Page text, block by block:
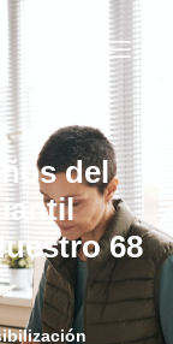
del
68